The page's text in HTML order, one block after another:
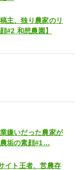
主、独り農家のリ
#2 和想農園】
嫌いだった農家が
垢の素顔#1…
ト王者、営農存